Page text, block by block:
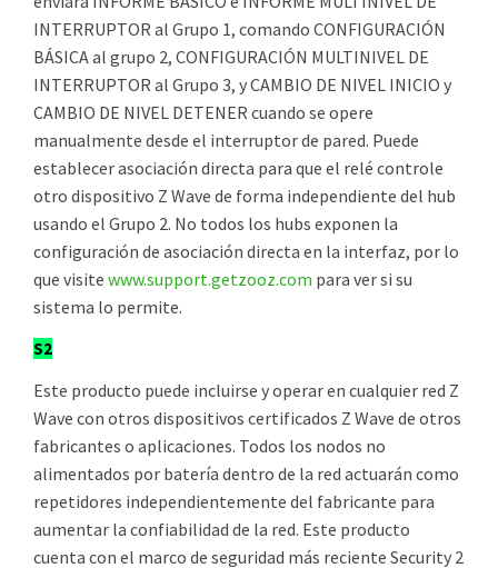
INTERRUPTOR al Grupo 1, comando CONFIGURACIÓN
BÁSICA al grupo 2, CONFIGURACIÓN MULTINIVEL DE
INTERRUPTOR al Grupo 3, y CAMBIO DE NIVEL INICIO y
CAMBIO DE NIVEL DETENER cuando se opere
manualmente desde el interruptor de pared. Puede
establecer asociación directa para que el relé controle
otro dispositivo Z Wave de forma independiente del hub
usando el Grupo 2. No todos los hubs exponen la
configuración de asociación directa en la interfaz, por lo
que visite www.support.getzooz.com para ver si su
sistema lo permite.
S2
Este producto puede incluirse y operar en cualquier red Z
Wave con otros dispositivos certificados Z Wave de otros
fabricantes o aplicaciones. Todos los nodos no
alimentados por batería dentro de la red actuarán como
repetidores independientemente del fabricante para
aumentar la confiabilidad de la red. Este producto
cuenta con el marco de seguridad más reciente Security 2